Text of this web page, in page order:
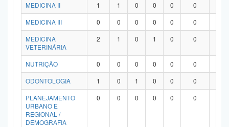
MEDICINA II
1 1 0 0 0 0
MEDICINA III
0 0 0 0 0 0
MEDICINA
VETERINÁRIA
2 1 0 1 0 0
NUTRIÇÃO 0 0 0 0 0 0
ODONTOLOGIA
1 0 1 0 0 0
PLANEJAMENTO
URBANO E
REGIONAL /
DEMOGRAFIA
0 0 0 0 0 0